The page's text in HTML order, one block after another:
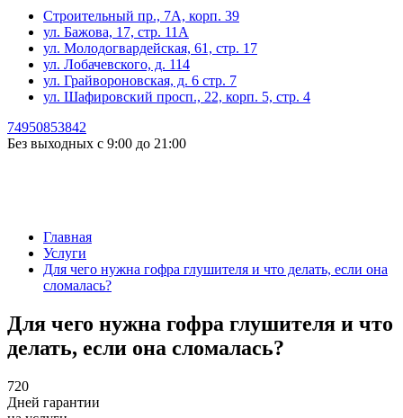
Строительный пр., 7А, корп. 39
ул. Бажова, 17, стр. 11А
ул. Молодогвардейская, 61, стр. 17
ул. Лобачевского, д. 114
ул. Грайвороновская, д. 6 стр. 7
ул. Шафировский просп., 22, корп. 5, стр. 4
74950853842
Без выходных с 9:00 до 21:00
Главная
Услуги
Для чего нужна гофра глушителя и что делать, если она
сломалась?
Для чего нужна гофра глушителя и что
делать, если она сломалась?
720
Дней гарантии